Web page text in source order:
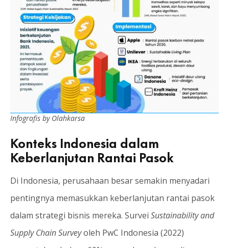
Infografis by Olahkarsa
Konteks Indonesia dalam
Keberlanjutan Rantai Pasok
Di Indonesia, perusahaan besar semakin menyadari
pentingnya memasukkan keberlanjutan rantai pasok
dalam strategi bisnis mereka. Survei Sustainability and
Supply Chain Surveyoleh PwC Indonesia (2022)